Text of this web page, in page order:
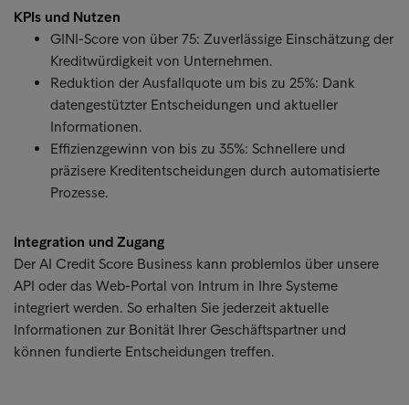
KPIs und Nutzen
GINI-Score von über 75: Zuverlässige Einschätzung der
Kreditwürdigkeit von Unternehmen.
Reduktion der Ausfallquote um bis zu 25%: Dank
datengestützter Entscheidungen und aktueller
Informationen.
Effizienzgewinn von bis zu 35%: Schnellere und
präzisere Kreditentscheidungen durch automatisierte
Prozesse.
Integration und Zugang
Der AI Credit Score Business kann problemlos über unsere
API oder das Web-Portal von Intrum in Ihre Systeme
integriert werden. So erhalten Sie jederzeit aktuelle
Informationen zur Bonität Ihrer Geschäftspartner und
können fundierte Entscheidungen treffen.